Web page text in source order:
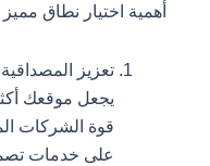
أهمية اختيار نطاق مميز
تعزيز المصداقية
يجعل موقعك أكثر
قوة الشركات
على خدمات تصميم